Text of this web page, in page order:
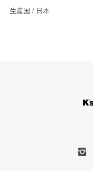
生産国 / 日本